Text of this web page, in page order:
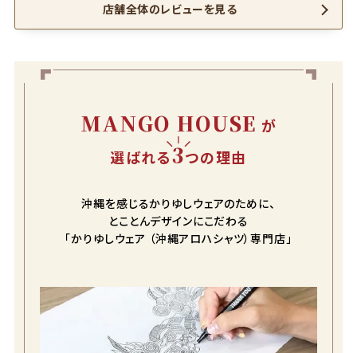
店舗全体のレビューを見る
MANGO HOUSE が
選ばれる3つの理由
沖縄を感じるかりゆしウェアのために、
とことんデザインにこだわる
「かりゆしウェア （沖縄アロハシャツ）専門店」